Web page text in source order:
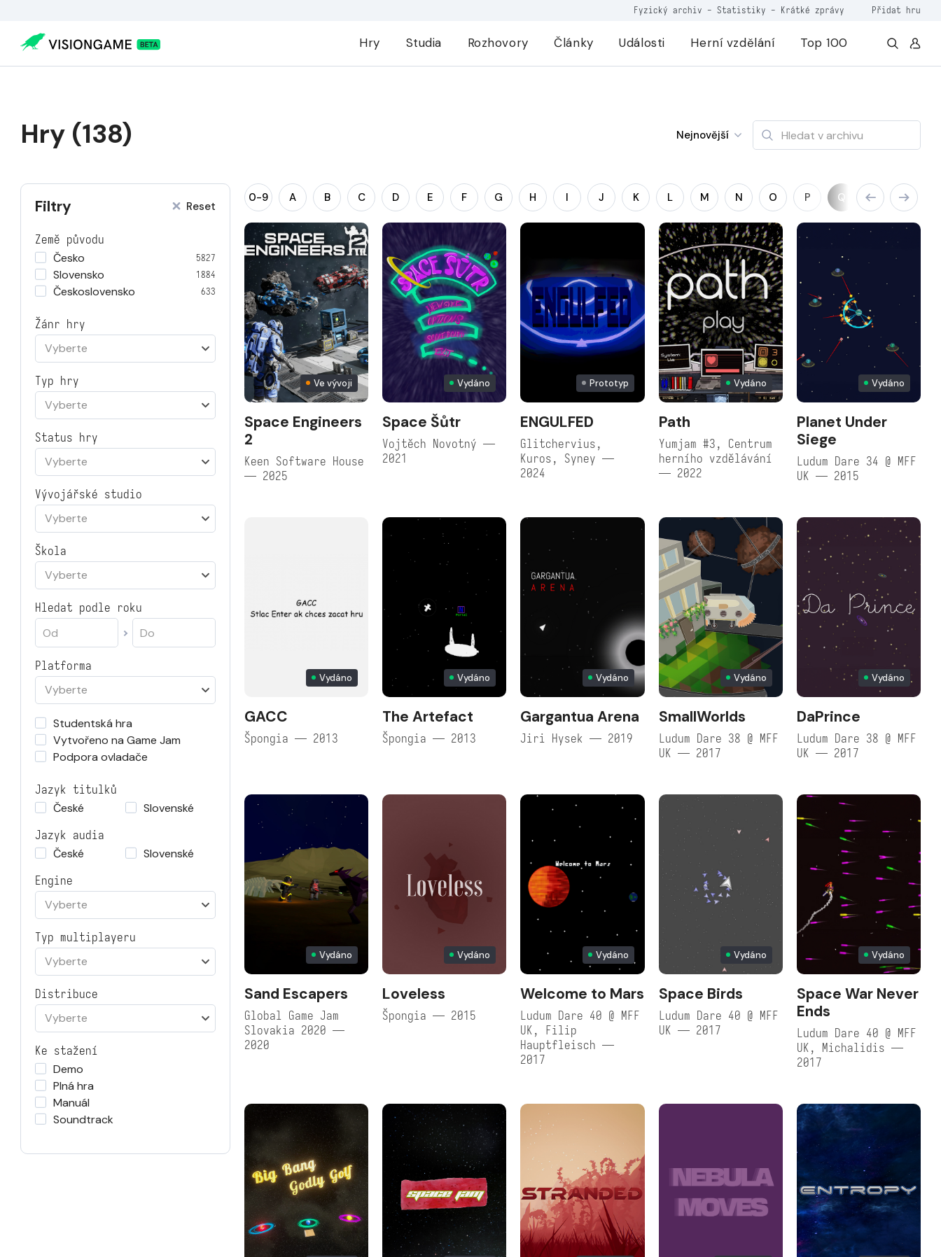
Fyzický archiv - Statistiky - Krátké zprávy Přidat hru
Hry Studia Rozhovory Články Události Herní vzdělání Top 100
Hry (138) Nejnovější
Filtry Reset
Země původu
Česko
5827
Slovensko 1884
Československo 633
Žánr hry
Vyberte
Typ hry
Vyberte
Status hry
Vyberte
Vývojářské studio
Vyberte
Škola
Vyberte
Hledat podle roku
Platforma
Vyberte
Studentská hra
Vytvořeno na Game Jam
Podpora ovladače
Jazyk titulků
České
Slovenské
Jazyk audia
České
Slovenské
Engine
Vyberte
Typ multiplayeru
Vyberte
Distribuce
Vyberte
Ke stažení
Demo
Plná hra
Manuál
Soundtrack
0-9 A B C D E F G H I J K L M N O P Q R S
Ve vývoji
Space Engineers
2
Keen Software House
— 2025
Vydáno
Space Šůtr
Vojtěch Novotný —
2021
Prototyp
ENGULFED
Glitchervius,
Kuros, Syney —
2024
Vydáno
Path
Yumjam #3, Centrum
herního vzdělávání
— 2022
Vydáno
Planet Under
Siege
Ludum Dare 34 @ MFF
UK — 2015
Vydáno
GACC
Špongia — 2013
Vydáno
The Artefact
Špongia — 2013
Vydáno
Gargantua Arena
Jiri Hysek — 2019
Vydáno
SmallWorlds
Ludum Dare 38 @ MFF
UK — 2017
Vydáno
DaPrince
Ludum Dare 38 @ MFF
UK — 2017
Vydáno
Sand Escapers
Global Game Jam
Slovakia 2020 —
2020
Vydáno
Loveless
Špongia — 2015
Vydáno
Welcome to Mars
Ludum Dare 40 @ MFF
UK, Filip
Hauptfleisch —
2017
Vydáno
Space Birds
Ludum Dare 40 @ MFF
UK — 2017
Vydáno
Space War Never
Ends
Ludum Dare 40 @ MFF
UK, Michalidis —
2017